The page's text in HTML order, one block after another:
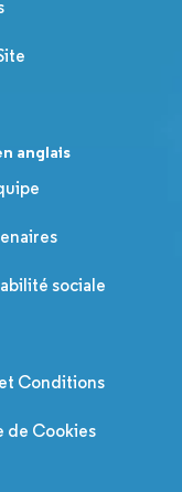
anglais
sociale
Conditions
de Cookies